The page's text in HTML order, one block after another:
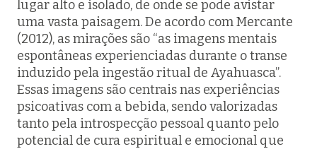
lugar alto e isolado, de onde se pode avistar
uma vasta paisagem. De acordo com Mercante
(2012), as mirações são “as imagens mentais
espontâneas experienciadas durante o transe
induzido pela ingestão ritual de Ayahuasca”.
Essas imagens são centrais nas experiências
psicoativas com a bebida, sendo valorizadas
tanto pela introspecção pessoal quanto pelo
potencial de cura espiritual e emocional que